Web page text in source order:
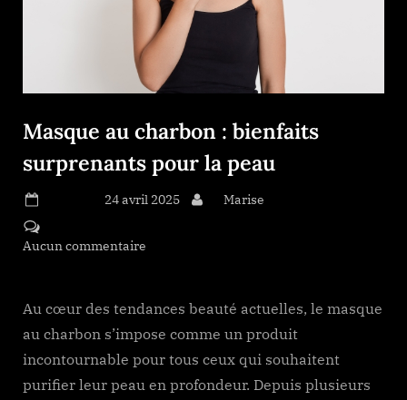
Masque au charbon : bienfaits
surprenants pour la peau
Posted on24 avril 2025 ByMarise
Aucun commentaire
Au cœur des tendances beauté actuelles, le masque
au charbon s’impose comme un produit
incontournable pour tous ceux qui souhaitent
purifier leur peau en profondeur. Depuis plusieurs